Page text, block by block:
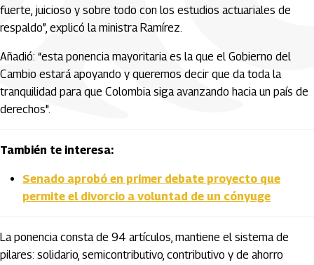
fuerte, juicioso y sobre todo con los estudios actuariales de
respaldo”, explicó la ministra Ramírez.
Añadió: “esta ponencia mayoritaria es la que el Gobierno del
Cambio estará apoyando y queremos decir que da toda la
tranquilidad para que Colombia siga avanzando hacia un país de
derechos".
También te interesa:
Senado aprobó en primer debate proyecto que
permite el divorcio a voluntad de un cónyuge
La ponencia consta de 94 artículos, mantiene el sistema de
pilares: solidario, semicontributivo, contributivo y de ahorro